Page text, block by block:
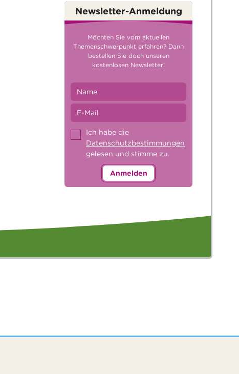
Newsletter-Anmeldung
Möchten Sie vom aktuellen
Themenschwerpunkt erfahren? Dann
bestellen Sie doch unseren
kostenlosen Newsletter!
Ich habe die
Datenschutzbestimmungen
gelesen und stimme zu.
Anmelden